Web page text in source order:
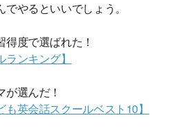
やるといいでしょう。
度で選ばれた！
ランキング】
選んだ！
英会話スクールベスト10】